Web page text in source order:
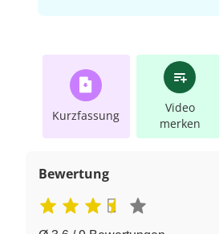
Kurzfassung
Video
merken
Bewertung